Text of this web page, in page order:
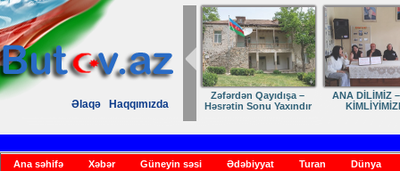
Əlaqə Haqqımızda
Zəfərdən Qayıdışa –
Həsrətin Sonu Yaxındır
ANA DİLİMİZ
Ana səhifə Xəbər Güneyin səsi Ədəbiyyat Turan Dünya